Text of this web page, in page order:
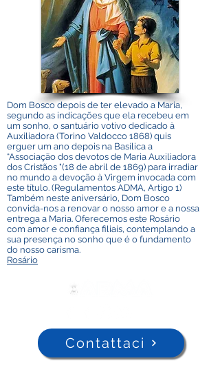
Dom Bosco depois de ter elevado a Maria,
segundo as indicações que ela recebeu em
um sonho, o santuário votivo dedicado à
Auxiliadora (Torino Valdocco 1868) quis
erguer um ano depois na Basílica a
“Associação dos devotos de Maria Auxiliadora
dos Cristãos "(18 de abril de 1869) para irradiar
no mundo a devoção à Virgem invocada com
este título. (Regulamentos ADMA, Artigo 1)
Também neste aniversário, Dom Bosco
convida-nos a renovar o nosso amor e a nossa
entrega a Maria. Oferecemos este Rosário
com amor e confiança filiais, contemplando a
sua presença no sonho que é o fundamento
do nosso carisma.
Rosário
Contattaci